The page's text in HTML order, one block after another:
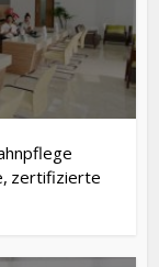
zertifizierte